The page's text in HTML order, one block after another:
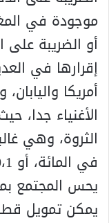
موجودة في
أو الضريبة
إقرارها في
أمريكا
الأغنياء جدا،
يحس المجتمع
يمكن تمويل